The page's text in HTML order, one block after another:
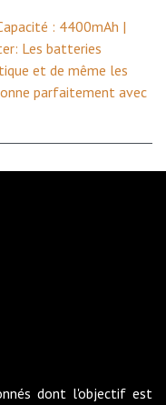
: 4400mAh |
Les batteries
et de même les
parfaitement avec
dont l'objectif est